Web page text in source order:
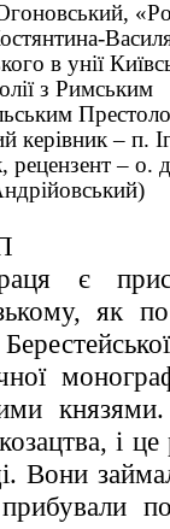
в унії
з Римським
керівник – п.
рецензент – о.
є
як
і
Вони